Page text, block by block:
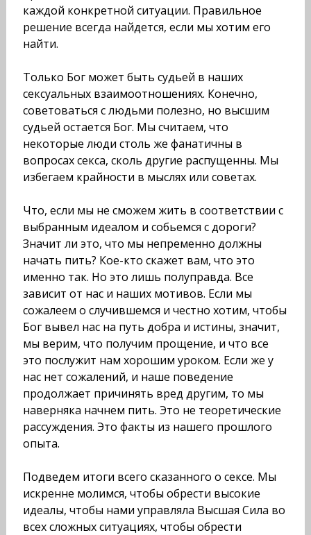
каждой конкретной ситуации. Правильное
решение всегда найдется, если мы хотим его
найти.
Только Бог может быть судьей в наших
сексуальных вза­имоотношениях. Конечно,
советоваться с людьми полезно, но высшим
судьей остается Бог. Мы считаем, что
некоторые люди столь же фанатичны в
вопросах секса, сколь другие рас­пущенны. Мы
избегаем крайности в мыслях или советах.
Что, если мы не сможем жить в соответствии с
выбран­ным идеалом и собьемся с дороги?
Значит ли это, что мы непременно должны
начать пить? Кое-кто скажет вам, что это
именно так. Но это лишь полуправда. Все
зависит от нас и наших мотивов. Если мы
сожалеем о случившемся и честно хотим, чтобы
Бог вывел нас на путь добра и истины, значит,
мы верим, что получим прощение, и что все
это пос­лужит нам хорошим уроком. Если же у
нас нет сожалений, и наше поведение
продолжает причинять вред другим, то мы
наверняка начнем пить. Это не теоретические
рассуждения. Это факты из нашего прошлого
опыта.
Подведем итоги всего сказанного о сексе. Мы
искренне молимся, чтобы обрести высокие
идеалы, чтобы нами управ­ляла Высшая Сила во
всех сложных ситуациях, чтобы обрести